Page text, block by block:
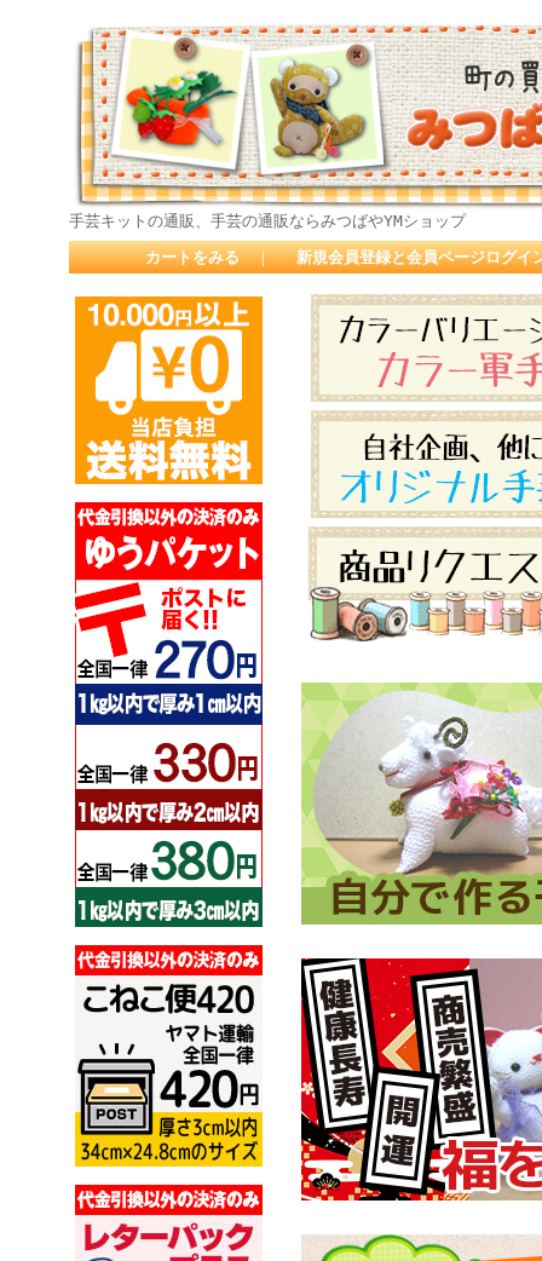
手芸キットの通販、手芸の通販ならみつばやYMショップ
カートをみる ｜ 新規会員登録と会員ページログイ